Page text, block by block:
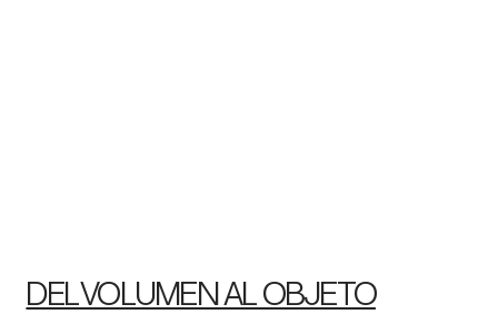
DEL VOLUMEN AL OBJETO